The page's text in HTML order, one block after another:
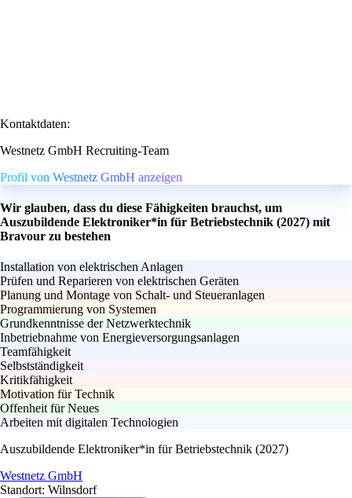
Kontaktdaten:
Westnetz GmbH Recruiting-Team
Profil von Westnetz GmbH anzeigen
Wir glauben, dass du diese Fähigkeiten brauchst, um
Auszubildende Elektroniker*in für Betriebstechnik (2027) mit
Bravour zu bestehen
Installation von elektrischen Anlagen
Prüfen und Reparieren von elektrischen Geräten
Planung und Montage von Schalt- und Steueranlagen
Programmierung von Systemen
Grundkenntnisse der Netzwerktechnik
Inbetriebnahme von Energieversorgungsanlagen
Teamfähigkeit
Selbstständigkeit
Kritikfähigkeit
Motivation für Technik
Offenheit für Neues
Arbeiten mit digitalen Technologien
Auszubildende Elektroniker*in für Betriebstechnik (2027)
Westnetz GmbH
Standort: Wilnsdorf